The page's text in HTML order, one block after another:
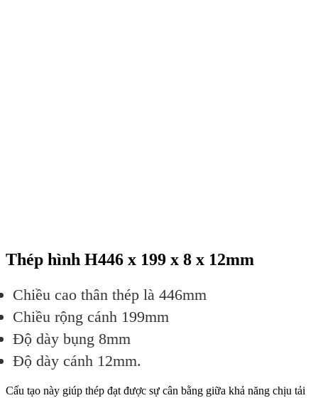
Thép hình H446 x 199 x 8 x 12mm
Chiều cao thân thép là 446mm
Chiều rộng cánh 199mm
Độ dày bụng 8mm
Độ dày cánh 12mm.
Cấu tạo này giúp thép đạt được sự cân bằng giữa khả năng chịu tải